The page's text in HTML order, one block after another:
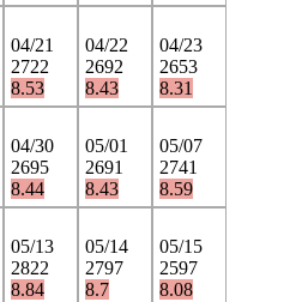
04/21
2722
8.53
04/22
2692
8.43
04/23
2653
8.31
04/30
2695
8.44
05/01
2691
8.43
05/07
2741
8.59
05/13
2822
8.84
05/14
2797
8.7
05/15
2597
8.08